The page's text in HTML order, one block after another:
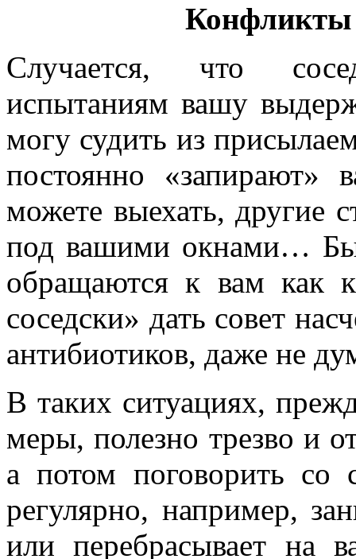
Конфликты
Случается, что
испытаниям вашу
могу судить из
постоянно
можете выехать, другие
под вашими окнами…
обращаются к вам как
соседски» дать совет
антибиотиков, даже не
В таких ситуациях,
меры, полезно трезво и
а потом поговорить со
регулярно, например,
или перебрасывает на